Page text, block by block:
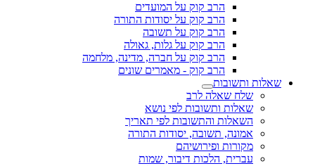
הרב קוק על המועדים
הרב קוק על יסודות התורה
הרב קוק על תשובה
הרב קוק על גלות, גאולה
הרב קוק על חברה, מדינה, מלחמה
הרב קוק - מאמרים שונים
שאלות ותשובות
שלח שאלה לרב
שאלות ותשובות לפי נושא
השאלות והתשובות לפי תאריך
אמונה, תשובה, יסודות התורה
מקורות ופירושיהם
עברית, הלכות דיבור, שמות